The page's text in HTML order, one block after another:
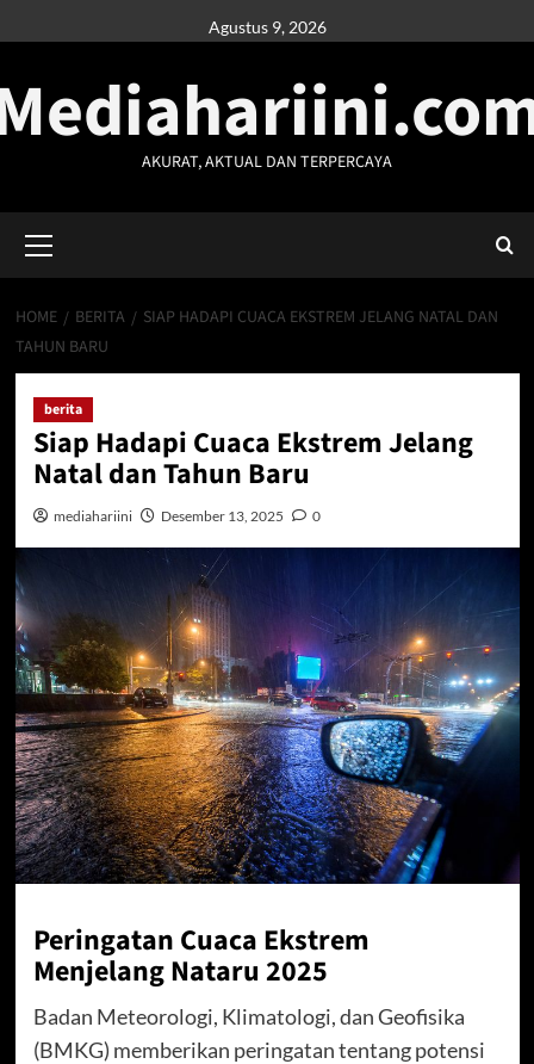
to
Agustus 9, 2026
AKURAT, AKTUAL DAN TERPERCAYA
Menu
HOME BERITA
SIAP HADAPI CUACA EKSTREM JELANG NATAL DAN
TAHUN BARU
berita
Siap Hadapi Cuaca Ekstrem Jelang
Natal dan Tahun Baru
mediahariini Desember 13, 2025 0
Peringatan Cuaca Ekstrem
Menjelang Nataru 2025
Badan Meteorologi, Klimatologi, dan Geofisika
(BMKG) memberikan peringatan tentang potensi